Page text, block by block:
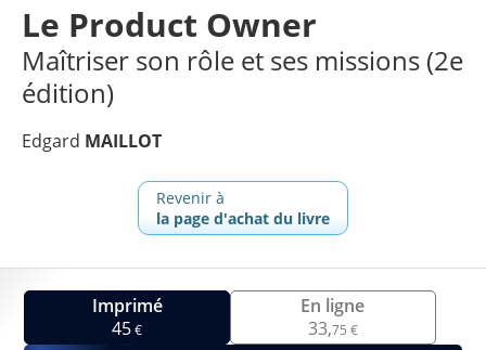
Le Product Owner
Maîtriser son rôle et ses missions (2e
édition)
Edgard MAILLOT
Revenir à
la page d'achat du livre
Imprimé
45€
En ligne
33,75 €